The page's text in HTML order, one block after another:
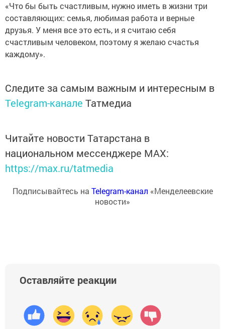
«Что бы быть счастливым, нужно иметь в жизни три
составляющих: семья, любимая работа и верные
друзья. У меня все это есть, и я считаю себя
счастливым человеком, поэтому я желаю счастья
каждому».
Следите за самым важным и интересным в
Telegram-канале Татмедиа
Читайте новости Татарстана в
национальном мессенджере MАХ:
https://max.ru/tatmedia
Подписывайтесь на Telegram-канал «Менделеевские
новости»
Оставляйте реакции